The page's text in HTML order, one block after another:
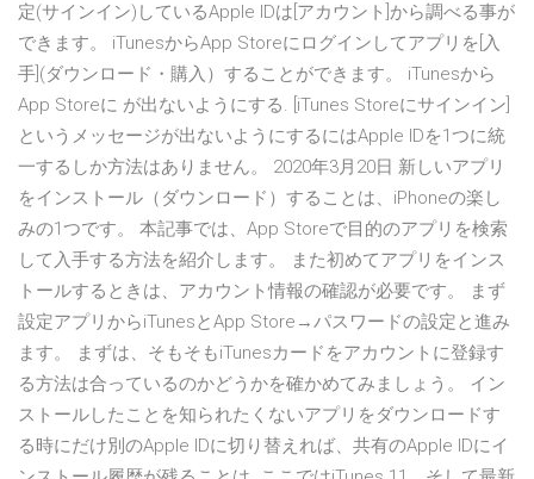
定(サインイン)しているApple IDは[アカウント]から調べる事が
できます。 iTunesからApp Storeにログインしてアプリを[入
手](ダウンロード・購入）することができます。 iTunesから
App Storeに が出ないようにする. [iTunes Storeにサインイン]
というメッセージが出ないようにするにはApple IDを1つに統
一するしか方法はありません。 2020年3月20日 新しいアプリ
をインストール（ダウンロード）することは、iPhoneの楽し
みの1つです。 本記事では、App Storeで目的のアプリを検索
して入手する方法を紹介します。 また初めてアプリをインス
トールするときは、アカウント情報の確認が必要です。 まず
設定アプリからiTunesとApp Store→パスワードの設定と進み
ます。 まずは、そもそもiTunesカードをアカウントに登録す
る方法は合っているのかどうかを確かめてみましょう。 イン
ストールしたことを知られたくないアプリをダウンロードす
る時にだけ別のApple IDに切り替えれば、共有のApple IDにイ